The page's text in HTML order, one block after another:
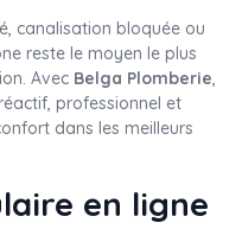
canalisation bloquée ou
reste le moyen le plus
Avec Belga Plomberie,
professionnel et
dans les meilleurs
en ligne